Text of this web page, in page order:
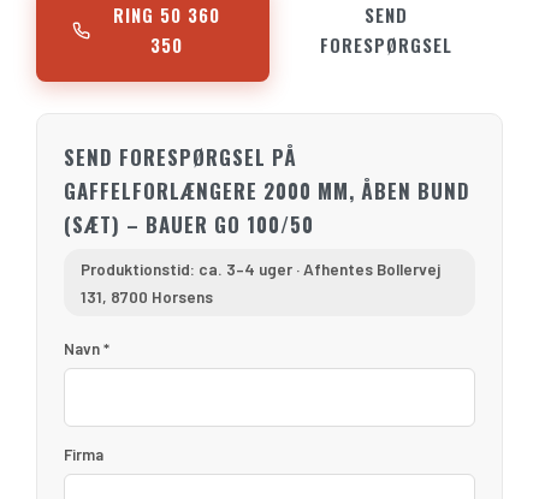
RING 50 360
350
SEND
FORESPØRGSEL
SEND FORESPØRGSEL PÅ
GAFFELFORLÆNGERE 2000 MM, ÅBEN BUND
(SÆT) – BAUER GO 100/50
Produktionstid: ca. 3–4 uger · Afhentes Bollervej
131, 8700 Horsens
Navn *
Firma